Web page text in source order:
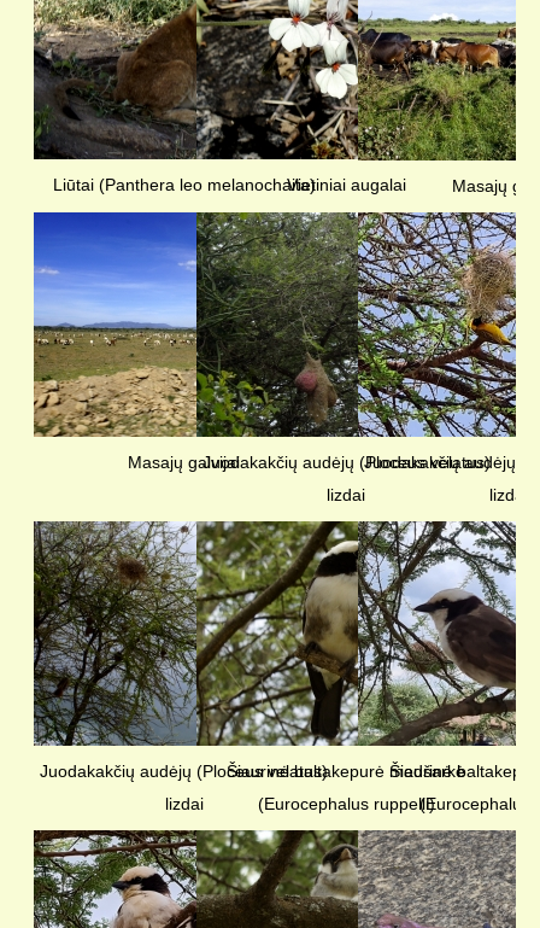
Liūtai (Panthera leo melanochaita)Vietiniai augalai Masajų
Masajų galvijaiJuodakakčių audėjų (Ploceus velatus)
lizdai
Juodakakčių audėjų
lizdai
Juodakakčių audėjų (Ploceus velatus)
lizdai
Šiaurinė baltakepurė medšarkė
(Eurocephalus ruppelli)
Šiaurinė
(Eurocephalus